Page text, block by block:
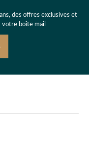
des offres exclusives et
votre boîte mail